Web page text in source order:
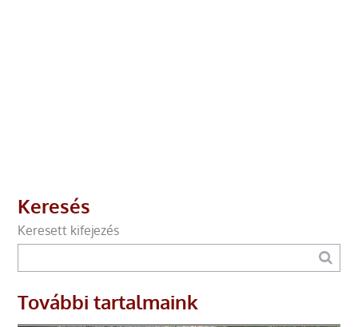
Keresés
Keresett kifejezés
További tartalmaink